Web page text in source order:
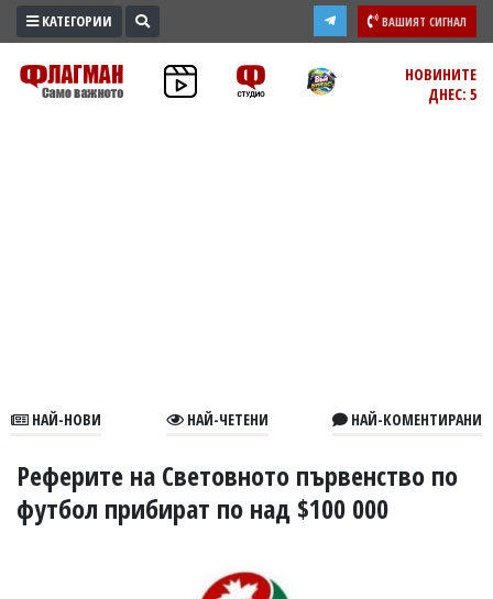
ПРОМО
ЗОНА
В
УКРАЙНА
СПОРТ
КАТЕГОРИИ ВАШИЯТ СИГНАЛ
НОВИНИТЕ
ДНЕС: 5
НАЙ-НОВИ НАЙ-ЧЕТЕНИ НАЙ-КОМЕНТИРАНИ
Реферите на Световното първенство по
футбол прибират по над $100 000